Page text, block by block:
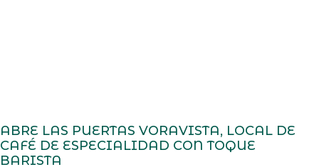
ABRE LAS PUERTAS VORAVISTA, LOCAL DE
CAFÉ DE ESPECIALIDAD CON TOQUE
BARISTA